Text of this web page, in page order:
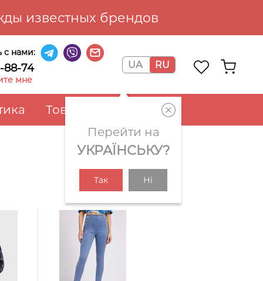
известных брендов
с нами:
88-74
мне
UA RU
Перейти на
УКРАЇНСЬКУ?
Так Ні
Товары для дома